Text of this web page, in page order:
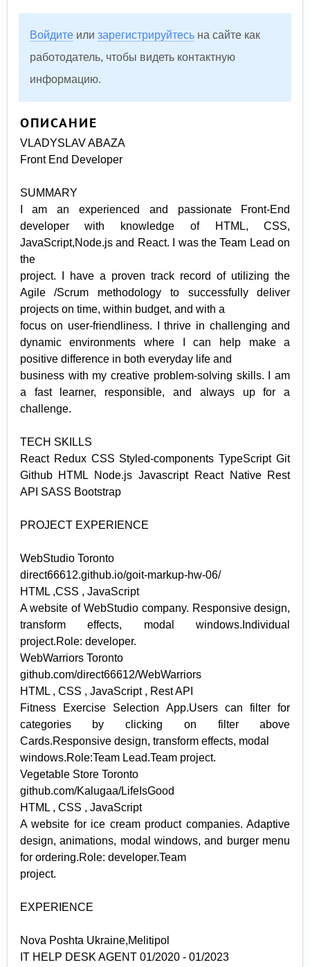
Войдите илизарегистрируйтесь на сайте как
работодатель, чтобы видеть контактную
информацию.
ОПИСАНИЕ
VLADYSLAV ABAZA
Front End Developer
SUMMARY
I am an experienced and passionate Front-End
developer with knowledge of HTML, CSS,
JavaScript,Node.js and React. I was the Team Lead on
the
project. I have a proven track record of utilizing the
Agile /Scrum methodology to successfully deliver
projects on time, within budget, and with a
focus on user-friendliness. I thrive in challenging and
dynamic environments where I can help make a
positive difference in both everyday life and
business with my creative problem-solving skills. I am
a fast learner, responsible, and always up for a
challenge.
TECH SKILLS
React Redux CSS Styled-components TypeScript Git
Github HTML Node.js Javascript React Native Rest
API SASS Bootstrap
PROJECT EXPERIENCE
WebStudio Toronto
direct66612.github.io/goit-markup-hw-06/
HTML ,CSS , JavaScript
A website of WebStudio company. Responsive design,
transform effects, modal windows.Individual
project.Role: developer.
WebWarriors Toronto
github.com/direct66612/WebWarriors
HTML , CSS , JavaScript , Rest API
Fitness Exercise Selection App.Users can filter for
categories by clicking on filter above
Cards.Responsive design, transform effects, modal
windows.Role:Team Lead.Team project.
Vegetable Store Toronto
github.com/Kalugaa/LifeIsGood
HTML , CSS , JavaScript
A website for ice cream product companies. Adaptive
design, animations, modal windows, and burger menu
for ordering.Role: developer.Team
project.
EXPERIENCE
Nova Poshta Ukraine,Melitipol
IT HELP DESK AGENT 01/2020 - 01/2023